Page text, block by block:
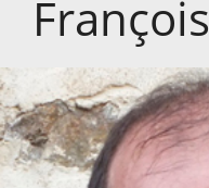
François